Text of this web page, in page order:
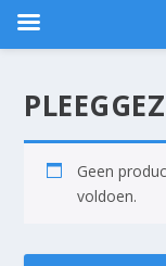
Geen
voldoen.